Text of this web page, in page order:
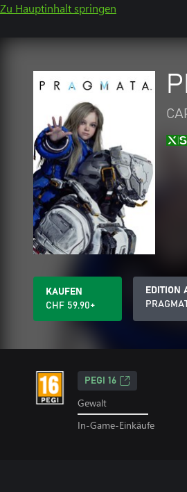
Zu Hauptinhalt springen
KAUFEN
CHF 59.90+
EDITION
PEGI 16
Gewalt
In-Game-Einkäufe